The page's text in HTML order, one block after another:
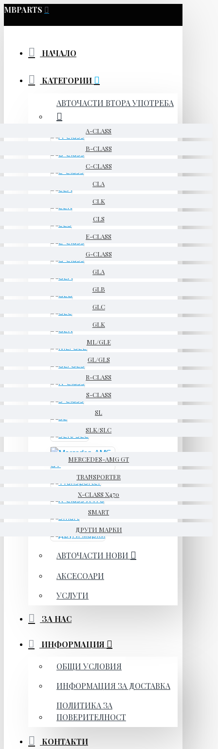
MBPARTS
НАЧАЛО
КАТЕГОРИИ
АВТОЧАСТИ ВТОРА УПОТРЕБА
A-CLASS
B-CLASS
C-CLASS
CLA
CLK
CLS
E-CLASS
G-CLASS
GLA
GLB
GLC
GLK
ML/GLE
GL/GLS
R-CLASS
S-CLASS
SL
SLK/SLC
MERCEDES-AMG GT
TRANSPORTER
X-CLASS X470
SMART
ДРУГИ МАРКИ
АВТОЧАСТИ НОВИ
АКСЕСОАРИ
УСЛУГИ
ЗА НАС
ИНФОРМАЦИЯ
ОБЩИ УСЛОВИЯ
ИНФОРМАЦИЯ ЗА ДОСТАВКА
ПОЛИТИКА ЗА
ПОВЕРИТЕЛНОСТ
КОНТАКТИ